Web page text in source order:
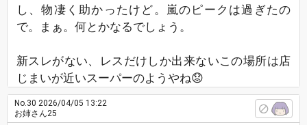
し、物凄く助かったけど。嵐のピークは過ぎたの
で。まぁ。何とかなるでしょう。
新スレがない、レスだけしか出来ないこの場所は店
じまいが近いスーパーのようやね😟
No.30 2026/04/05 13:22
お姉さん25